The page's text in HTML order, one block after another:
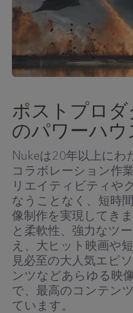
ポストプロ
のパワーハウ
Nukeは20年以上にわ
コラボレーション作
リエイティビティや
なうことなく、短時
像制作を実現してき
と柔軟性、強力なツ
え、大ヒット映画や
見必至の大人気エピ
ンツなどあらゆる映
で、最高のコンテン
ています。